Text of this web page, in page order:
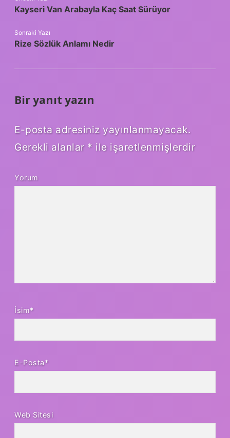
Kayseri Van Arabayla Kaç Saat Sürüyor
Sonraki Yazı
Rize Sözlük Anlamı Nedir
Bir yanıt yazın
E-posta adresiniz yayınlanmayacak.
Gerekli alanlar * ile işaretlenmişlerdir
Yorum
İsim*
E-Posta*
Web Sitesi